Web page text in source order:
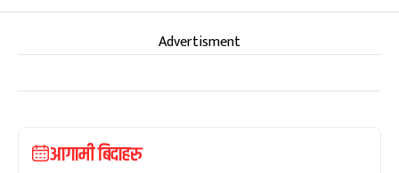
Advertisment
आगामी बिदाहरु